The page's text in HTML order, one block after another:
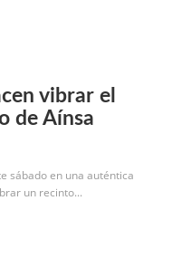
vibrar el
de Aínsa
sábado en una auténtica
un recinto...